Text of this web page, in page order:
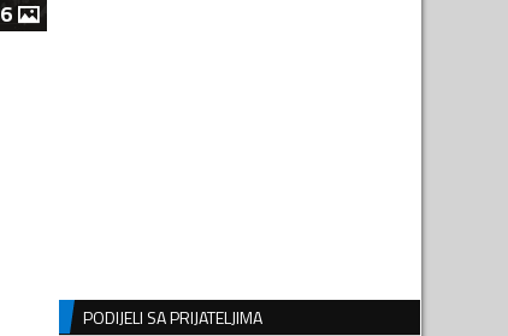
6
PODIJELI SA PRIJATELJIMA